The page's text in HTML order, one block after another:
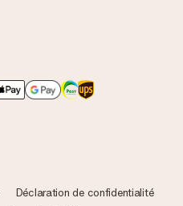
Déclaration de confidentialité